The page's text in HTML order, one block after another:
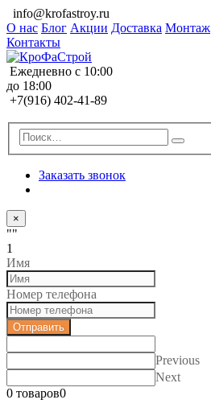
info@krofastroy.ru
О нас Блог Акции Доставка Монтаж
Контакты
Ежедневно с 10:00
до 18:00
+7(916) 402-41-89
Заказать звонок
×
""
1
Имя
Номер телефона
Отправить
Previous
Next
0 товаров0